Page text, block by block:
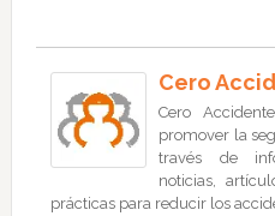
Cero
Cero
promover la
través de
noticias,
prácticas para reducir los